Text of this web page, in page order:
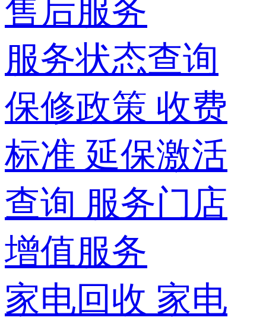
售后服务
服务状态查询
保修政策 收费
标准 延保激活
查询 服务门店
增值服务
家电回收 家电